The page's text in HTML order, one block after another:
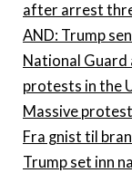
after arrest
AND: Trump
National Guard
protests in the
Massive
Fra gnist til
Trump set inn